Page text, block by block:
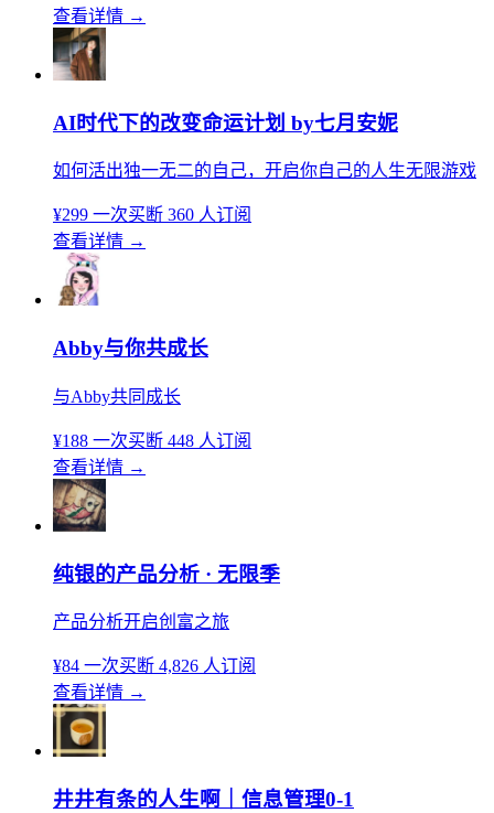
查看详情 →
AI时代下的改变命运计划 by七月安妮
如何活出独一无二的自己，开启你自己的人生无限游戏
¥299 一次买断 360 人订阅
查看详情 →
Abby与你共成长
与Abby共同成长
¥188 一次买断 448 人订阅
查看详情 →
纯银的产品分析 · 无限季
产品分析开启创富之旅
¥84 一次买断 4,826 人订阅
查看详情 →
井井有条的人生啊｜信息管理0-1